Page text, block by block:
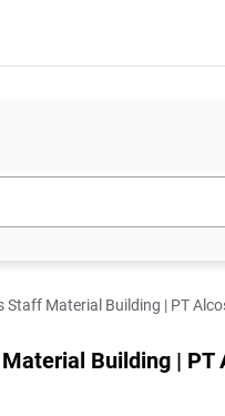
Staff Material Building | PT
Building | PT